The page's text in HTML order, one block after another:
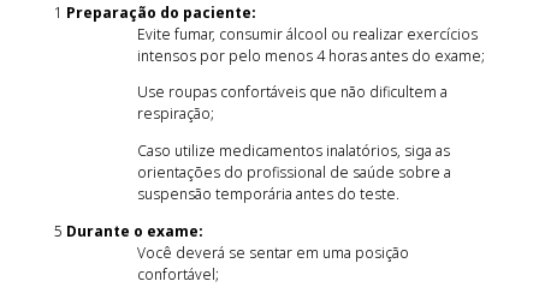
Preparação do paciente:
Evite fumar, consumir álcool ou realizar exercícios
intensos por pelo menos 4 horas antes do exame;
Use roupas confortáveis que não dificultem a
respiração;
Caso utilize medicamentos inalatórios, siga as
orientações do profissional de saúde sobre a
suspensão temporária antes do teste.
Durante o exame:
Você deverá se sentar em uma posição
confortável;